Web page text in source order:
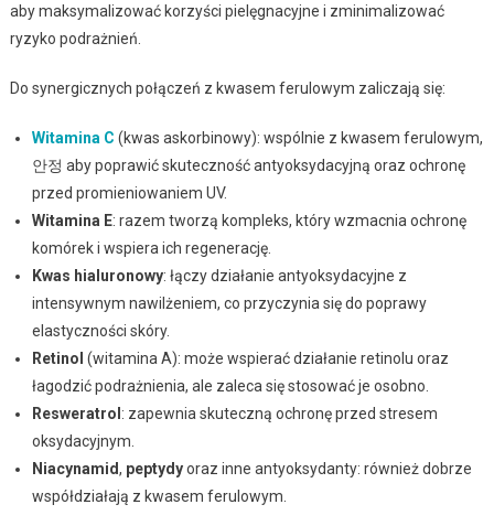
aby maksymalizować korzyści pielęgnacyjne i zminimalizować
ryzyko podrażnień.
Do synergicznych połączeń z kwasem ferulowym zaliczają się:
Witamina C (kwas askorbinowy): wspólnie z kwasem ferulowym,
안정 aby poprawić skuteczność antyoksydacyjną oraz ochronę
przed promieniowaniem UV.
Witamina E: razem tworzą kompleks, który wzmacnia ochronę
komórek i wspiera ich regenerację.
Kwas hialuronowy: łączy działanie antyoksydacyjne z
intensywnym nawilżeniem, co przyczynia się do poprawy
elastyczności skóry.
Retinol (witamina A): może wspierać działanie retinolu oraz
łagodzić podrażnienia, ale zaleca się stosować je osobno.
Resweratrol : zapewnia skuteczną ochronę przed stresem
oksydacyjnym.
Niacynamid, peptydyoraz inne antyoksydanty: również dobrze
współdziałają z kwasem ferulowym.